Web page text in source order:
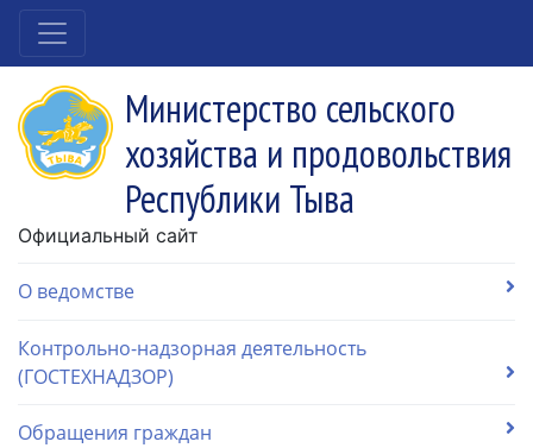
Министерство сельского
хозяйства и продовольствия
Республики Тыва
Официальный сайт
О ведомстве
Контрольно-надзорная деятельность
(ГОСТЕХНАДЗОР)
Обращения граждан